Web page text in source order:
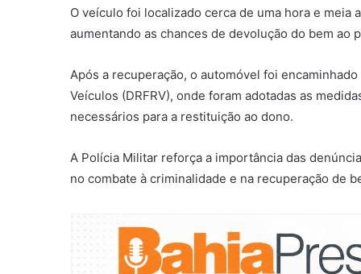
O veículo foi localizado cerca de uma hora e
aumentando as chances de devolução do bem ao
Após a recuperação, o automóvel foi
Veículos (DRFRV), onde foram adotadas as
necessários para a restituição ao dono.
A Polícia Militar reforça a importância das
no combate à criminalidade e na recuperação de